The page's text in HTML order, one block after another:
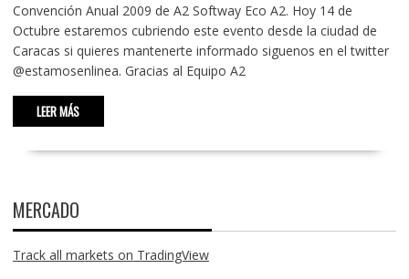
Convención Anual 2009 de A2 Softway Eco A2. Hoy 14 de
Octubre estaremos cubriendo este evento desde la ciudad de
Caracas si quieres mantenerte informado siguenos en el twitter
@estamosenlinea. Gracias al Equipo A2
LEER MÁS
MERCADO
Track all markets on TradingView